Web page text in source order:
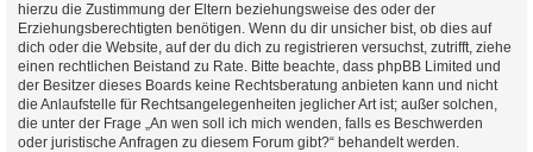
hierzu die Zustimmung der Eltern beziehungsweise des oder der
Erziehungsberechtigten benötigen. Wenn du dir unsicher bist, ob dies auf
dich oder die Website, auf der du dich zu registrieren versuchst, zutrifft, ziehe
einen rechtlichen Beistand zu Rate. Bitte beachte, dass phpBB Limited und
der Besitzer dieses Boards keine Rechtsberatung anbieten kann und nicht
die Anlaufstelle für Rechtsangelegenheiten jeglicher Art ist; außer solchen,
die unter der Frage „An wen soll ich mich wenden, falls es Beschwerden
oder juristische Anfragen zu diesem Forum gibt?“ behandelt werden.